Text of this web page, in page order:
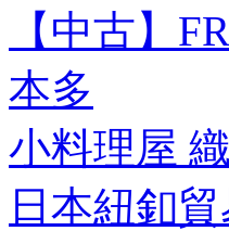
【中古】
本多
小料理屋
日本紐釦